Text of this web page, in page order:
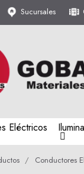
Sucursales
Eléctricos
Conductores